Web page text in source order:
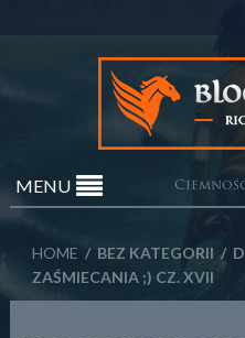
MENU
HOME / BEZ KATEGORII /
ZAŚMIECANIA ;) CZ. XVII